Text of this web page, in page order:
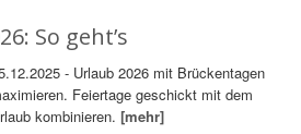
So geht’s
- Urlaub 2026 mit Brückentagen
Feiertage geschickt mit dem
kombinieren.[mehr]